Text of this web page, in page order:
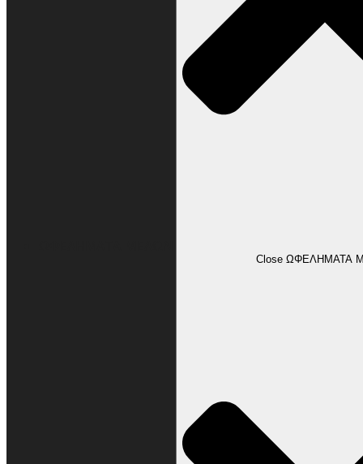
Close ΩΦΕΛΗΜΑΤΑ